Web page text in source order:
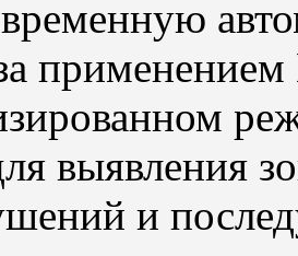
выявления
и